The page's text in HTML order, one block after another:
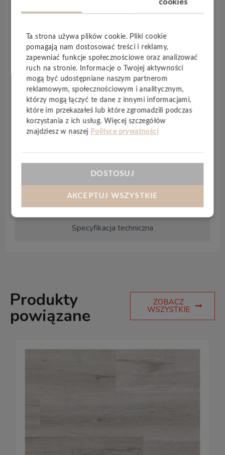
Specyfikacja techniczna
odzwierciedla uspokajającą i kojącą siłę natury w
podłogach, które wytrzymają wszystko, co może się
szerokości 30 cmta nowa kolekcja stwarza
wspaniałe wrażenie otwartej przestrzeni.
Zaprojektowana i wytwarzana w Norwegii kolekcja
Grand Majesticto najnowsza ewolucja
nowatorskiej technologii dla gamy
wysokociśnieniowych podłóg firmyAlloc. Łącząc
wyznaczającą trendy estetykę z wysoką jakością,
Grand Majesticjest szczytem innowacji w zakresie
podłóg HPF — to najmocniejsza na świecie podłoga
o niezwykłych wymiarach desek, a jednocześnie
łatwa i prosta w utrzymaniu. Panele posiadają
zintegrowany podkład Silent System
wodoodporneoraz nadają się doogrzewania
podłogowego.
Produkty
powiązane
ZOBACZ
WSZYSTKIE
cookies
Ta strona używa plików cookie. Pliki cookie
pomagają nam dostosować treści i reklamy,
zapewniać funkcje społecznościowe oraz analizować
ruch na stronie. Informacje o Twojej aktywności
mogą być udostępniane naszym partnerom
reklamowym, społecznościowym i analitycznym,
którzy mogą łączyć te dane z innymi informacjami,
które im przekazałeś lub które zgromadzili podczas
korzystania z ich usług. Więcej szczegółów
znajdziesz w naszej Polityce prywatności
DOSTOSUJ
AKCEPTUJ WSZYSTKIE